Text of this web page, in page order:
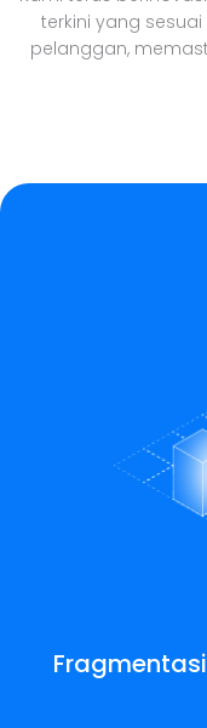
terkini yang
pelanggan,